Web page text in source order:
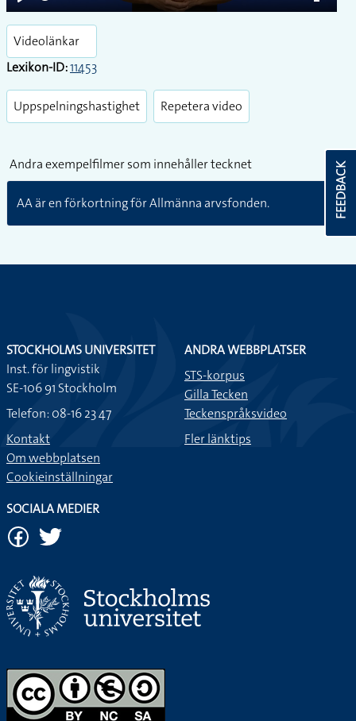
Play
Enter
Videolänkar
Lexikon-ID:11453
Uppspelningshastighet Repetera video
Andra exempelfilmer som innehåller tecknet
AA är en förkortning för Allmänna arvsfonden. FEEDBACK
STOCKHOLMS UNIVERSITET
Inst. för lingvistik
SE-106 91 Stockholm
Telefon: 08-16 23 47
Kontakt
Om webbplatsen
Cookieinställningar
ANDRA WEBBPLATSER
STS-korpus
Gilla Tecken
Teckenspråksvideo
Fler länktips
SOCIALA MEDIER